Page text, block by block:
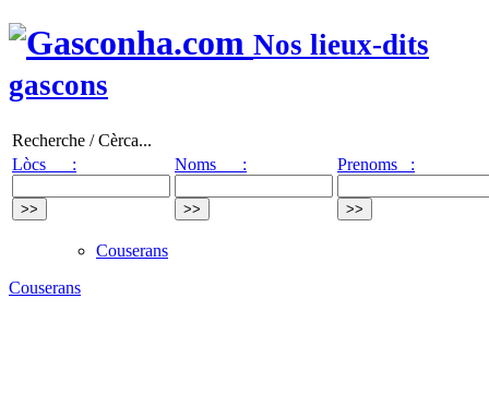
Nos lieux-dits
gascons
Recherche / Cèrca...
Lòcs :
Noms : Prenoms :
Couserans
Couserans